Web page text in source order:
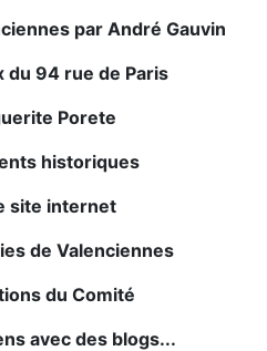
par André Gauvin
du 94 rue de Paris
Porete
historiques
site internet
de Valenciennes
du Comité
avec des blogs...